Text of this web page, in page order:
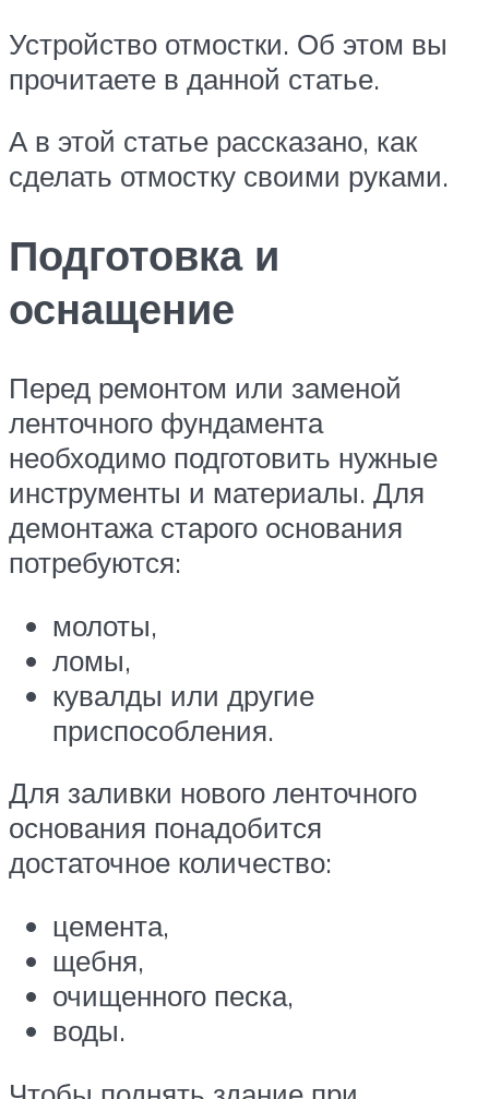
Устройство отмостки. Об этом вы
прочитаете в данной статье.
А в этой статье рассказано, как
сделать отмостку своими руками.
Подготовка и
оснащение
Перед ремонтом или заменой
ленточного фундамента
необходимо подготовить нужные
инструменты и материалы. Для
демонтажа старого основания
потребуются:
молоты,
ломы,
кувалды или другие
приспособления.
Для заливки нового ленточного
основания понадобится
достаточное количество:
цемента,
щебня,
очищенного песка,
воды.